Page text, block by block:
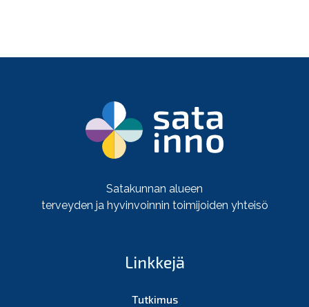
Satakunnan alueen
terveyden ja hyvinvoinnin toimijoiden yhteisö
Linkkejä
Tutkimus